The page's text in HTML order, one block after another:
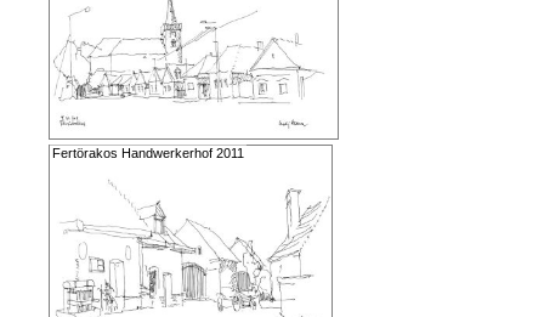
Fertörakos Handwerkerhof 2011